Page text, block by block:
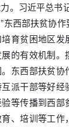
习近平总书
东西部扶贫协
育贫困地区发
的有效机制。
东西部扶贫协
派干部等好经
等传播到西部
、培训等工作